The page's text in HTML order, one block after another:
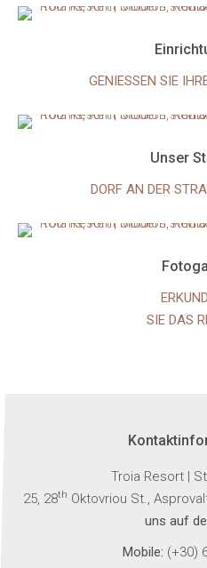
GENIESSEN SIE
Unser
DORF AN DER
SIE DAS
Troia Resort |
25, 28th Oktovriou St.,
uns auf
Mobile: (+30)